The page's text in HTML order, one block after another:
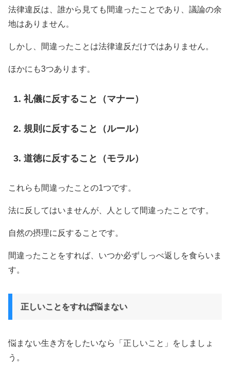
法律違反は、誰から見ても間違ったことであり、議論の余
地はありません。
しかし、間違ったことは法律違反だけではありません。
ほかにも3つあります。
礼儀に反すること（マナー）
規則に反すること（ルール）
道徳に反すること（モラル）
これらも間違ったことの1つです。
法に反してはいませんが、人として間違ったことです。
自然の摂理に反することです。
間違ったことをすれば、いつか必ずしっぺ返しを食らいま
す。
正しいことをすれば悩まない
悩まない生き方をしたいなら「正しいこと」をしましょ
う。